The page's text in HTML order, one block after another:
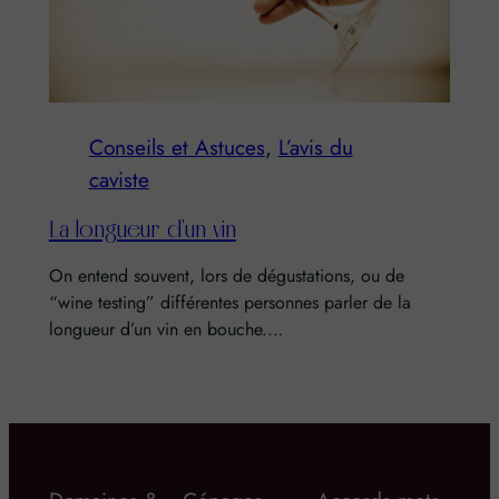
Conseils et Astuces, L’avis du
caviste
La longueur d'un vin
On entend souvent, lors de dégustations, ou de
“wine testing” différentes personnes parler de la
longueur d’un vin en bouche.…